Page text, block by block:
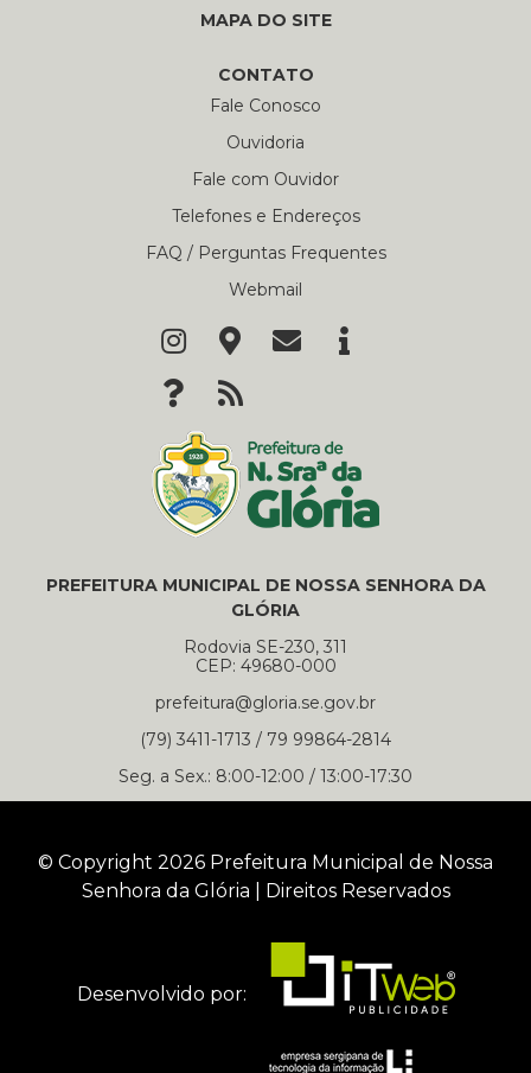
MAPA DO SITE
CONTATO
Fale Conosco
Ouvidoria
Fale com Ouvidor
Telefones e Endereços
FAQ / Perguntas Frequentes
Webmail
PREFEITURA MUNICIPAL DE NOSSA SENHORA DA
GLÓRIA
Rodovia SE-230, 311
CEP: 49680-000
prefeitura@gloria.se.gov.br
(79) 3411-1713 / 79 99864-2814
Seg. a Sex.: 8:00-12:00 / 13:00-17:30
© Copyright 2026 Prefeitura Municipal de Nossa
Senhora da Glória | Direitos Reservados
Desenvolvido por: